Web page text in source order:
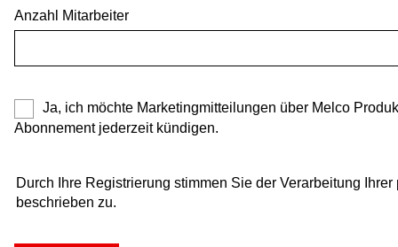
Anzahl Mitarbeiter
Ja, ich möchte Marketingmitteilungen über Melco
Abonnement jederzeit kündigen.
Durch Ihre Registrierung stimmen Sie der Verarbeitung
beschrieben zu.